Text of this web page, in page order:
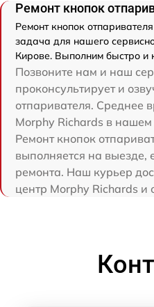
Ремонт кнопок
Ремонт кнопок
задача для нашего
Кирове. Выполним быстро и
Позвоните нам и наш
проконсультирует и
отпаривателя. Среднее
Morphy Richards в
Ремонт кнопок
выполняется на выезде,
ремонта. Наш курьер
центр Morphy Richards и